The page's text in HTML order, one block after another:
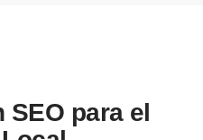
SEO para el